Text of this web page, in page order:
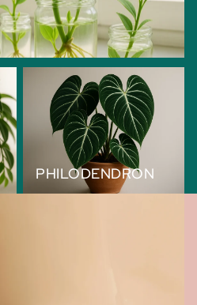
Philodendron
PHILODENDRON